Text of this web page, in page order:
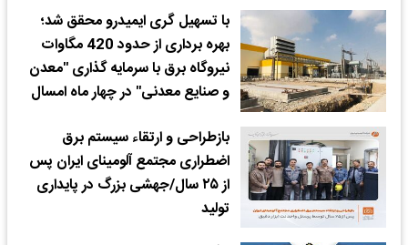
با تسهیل گری ایمیدرو محقق شد؛
بهره برداری از حدود 420 مگاوات
نیروگاه برق با سرمایه گذاری "معدن
و صنایع معدنی" در چهار ماه امسال
بازطراحی و ارتقاء سیستم برق
اضطراری مجتمع آلومینای ایران پس
از ۲۵ سال/جهشی بزرگ در پایداری
تولید